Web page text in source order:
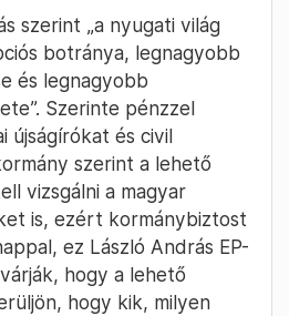
szerint „a nyugati világ
botránya, legnagyobb
és legnagyobb
Szerinte pénzzel
újságírókat és civil
szerint a lehető
vizsgálni a magyar
is, ezért kormánybiztost
ez László András EP-
hogy a lehető
hogy kik, milyen